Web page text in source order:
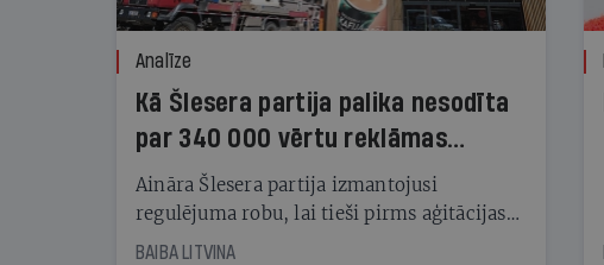
Analīze
Kā Šlesera partija palika nesodīta
par 340 000 vērtu reklāmas
kampaņu
Aināra Šlesera partija izmantojusi
regulējuma robu, lai tieši pirms aģitācijas
starta izreklamētos par summu, kas
BAIBA LITVINA